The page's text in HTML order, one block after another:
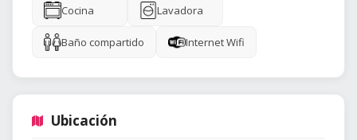
Cocina Lavadora
Baño compartido Internet Wifi
Ubicación